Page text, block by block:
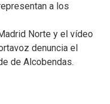
a los
Norte y el vídeo
denuncia el
de Alcobendas.